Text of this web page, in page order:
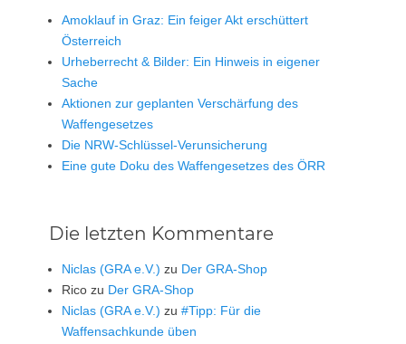
Amoklauf in Graz: Ein feiger Akt erschüttert
Österreich
Urheberrecht & Bilder: Ein Hinweis in eigener
Sache
Aktionen zur geplanten Verschärfung des
Waffengesetzes
Die NRW-Schlüssel-Verunsicherung
Eine gute Doku des Waffengesetzes des ÖRR
Die letzten Kommentare
Niclas (GRA e.V.) zu Der GRA-Shop
Rico zu Der GRA-Shop
Niclas (GRA e.V.) zu #Tipp: Für die
Waffensachkunde üben